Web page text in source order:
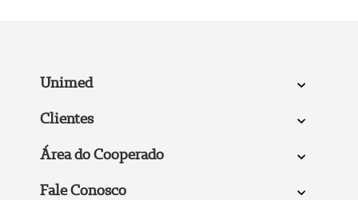
Unimed
Clientes
Área do Cooperado
Fale Conosco